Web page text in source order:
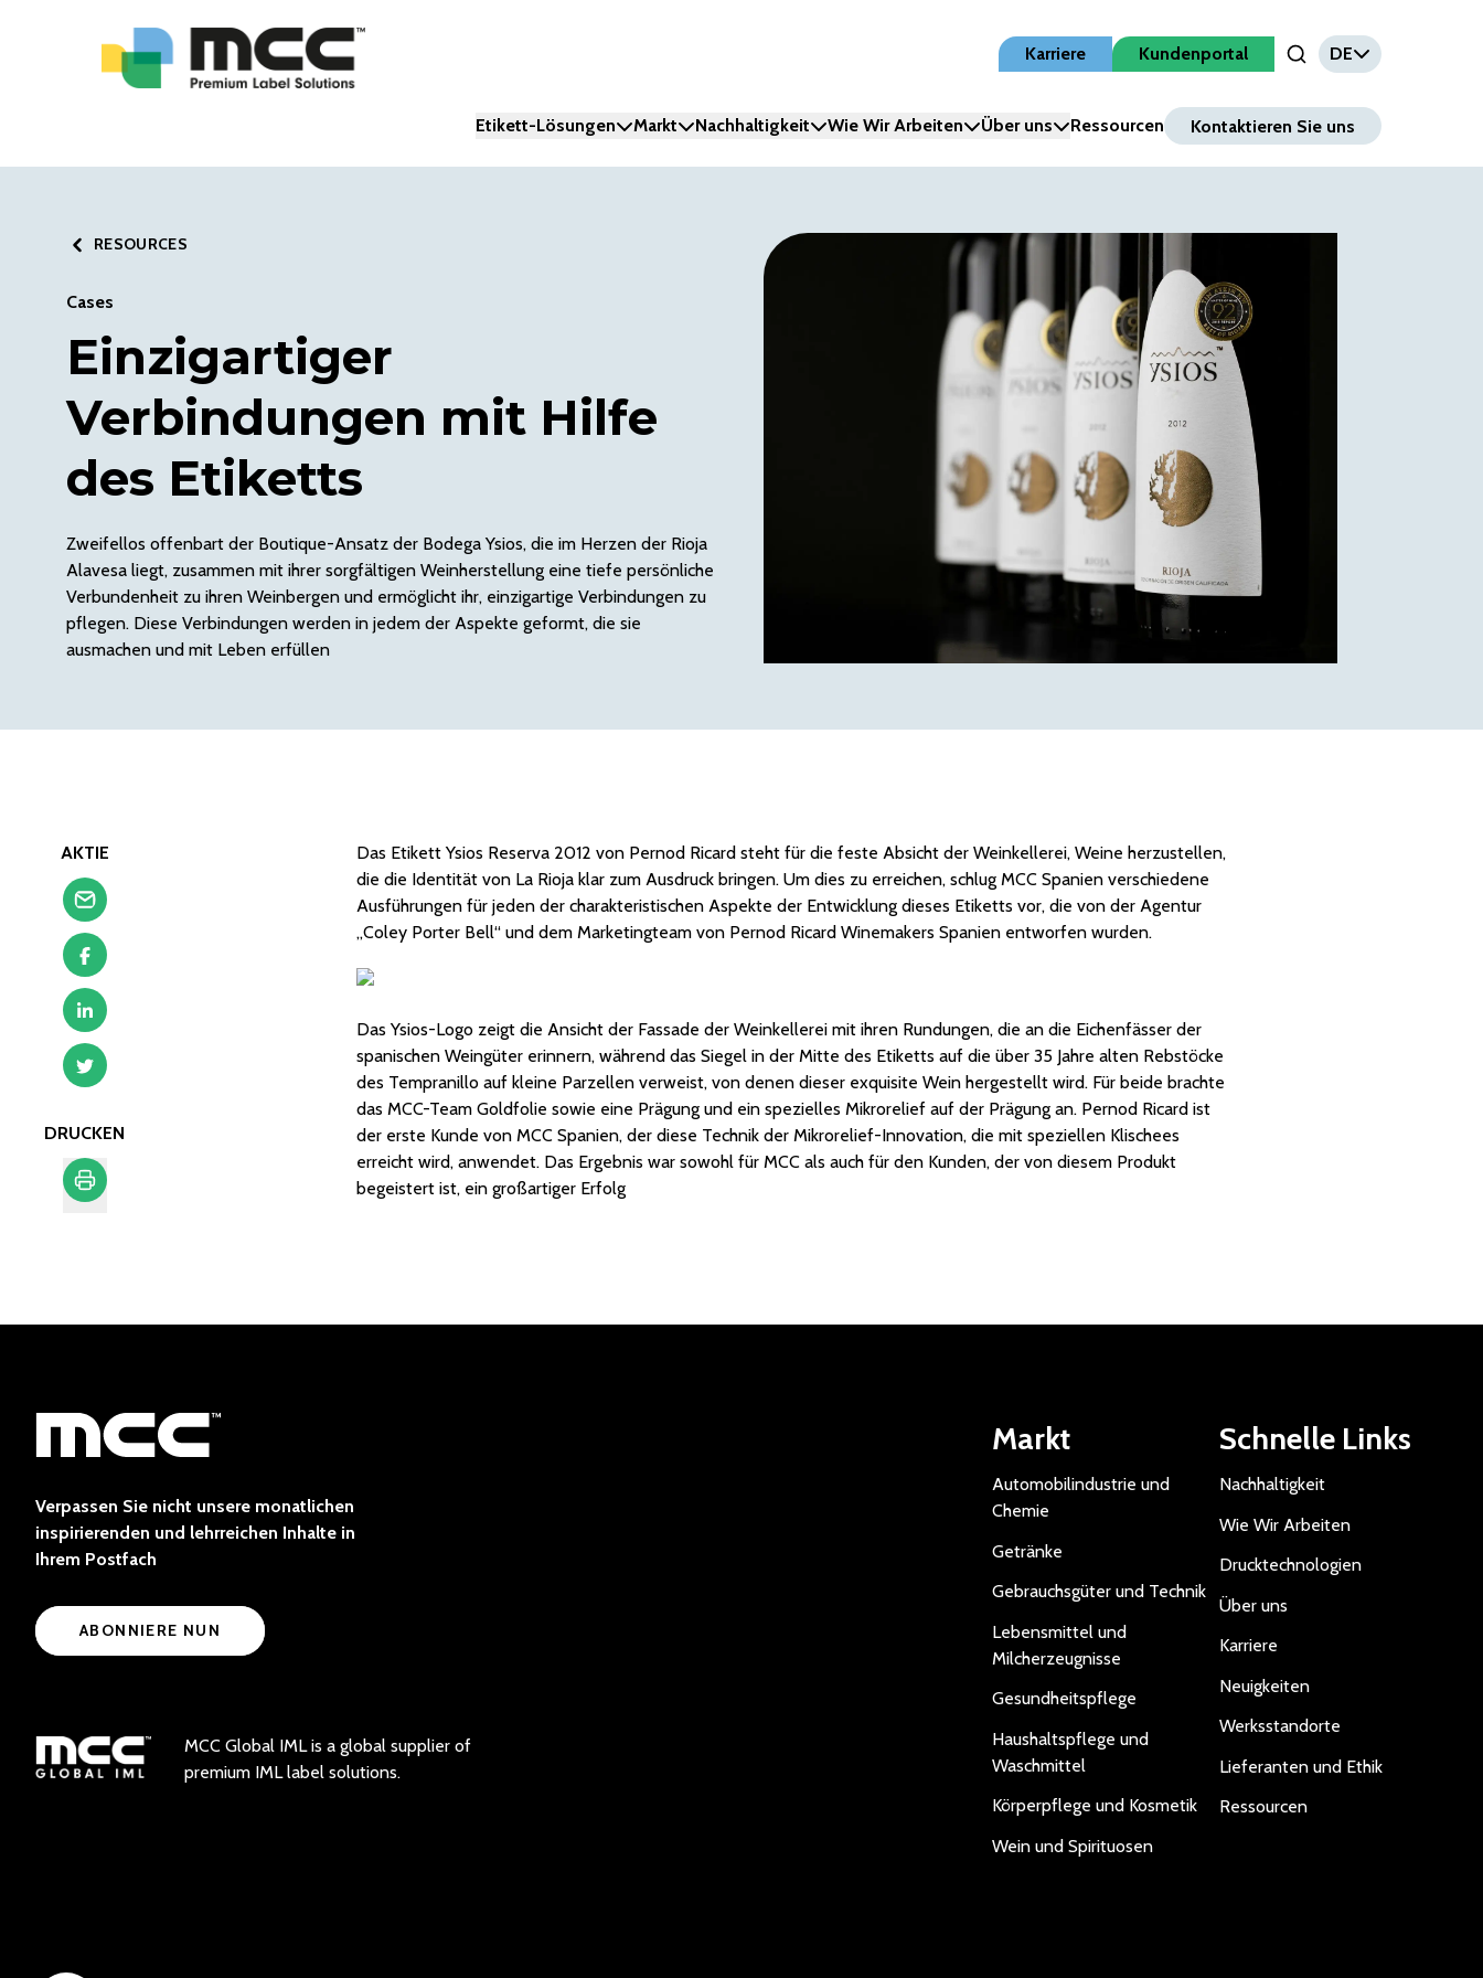
Karriere
Kundenportal
Open Search Input
DE
Etikett-Lösungen Markt Nachhaltigkeit Wie Wir Arbeiten Über uns Ressourcen Kontaktieren Sie uns
RESOURCES
Cases
Einzigartiger
Verbindungen mit Hilfe
des Etiketts
Zweifellos offenbart der Boutique-Ansatz der Bodega Ysios, die im Herzen der Rioja
Alavesa liegt, zusammen mit ihrer sorgfältigen Weinherstellung eine tiefe persönliche
Verbundenheit zu ihren Weinbergen und ermöglicht ihr, einzigartige Verbindungen zu
pflegen. Diese Verbindungen werden in jedem der Aspekte geformt, die sie
ausmachen und mit Leben erfüllen
AKTIE
DRUCKEN
Das Etikett Ysios Reserva 2012 von Pernod Ricard steht für die feste Absicht der Weinkellerei, Weine herzustellen,
die die Identität von La Rioja klar zum Ausdruck bringen. Um dies zu erreichen, schlug MCC Spanien verschiedene
Ausführungen für jeden der charakteristischen Aspekte der Entwicklung dieses Etiketts vor, die von der Agentur
„Coley Porter Bell“ und dem Marketingteam von Pernod Ricard Winemakers Spanien entworfen wurden.
Das Ysios-Logo zeigt die Ansicht der Fassade der Weinkellerei mit ihren Rundungen, die an die Eichenfässer der
spanischen Weingüter erinnern, während das Siegel in der Mitte des Etiketts auf die über 35 Jahre alten Rebstöcke
des Tempranillo auf kleine Parzellen verweist, von denen dieser exquisite Wein hergestellt wird. Für beide brachte
das MCC-Team Goldfolie sowie eine Prägung und ein spezielles Mikrorelief auf der Prägung an. Pernod Ricard ist
der erste Kunde von MCC Spanien, der diese Technik der Mikrorelief-Innovation, die mit speziellen Klischees
erreicht wird, anwendet. Das Ergebnis war sowohl für MCC als auch für den Kunden, der von diesem Produkt
begeistert ist, ein großartiger Erfolg
Verpassen Sie nicht unsere monatlichen
inspirierenden und lehrreichen Inhalte in
Ihrem Postfach
ABONNIERE NUN
MCC Global IML is a global supplier of
premium IML label solutions.
Markt
Automobilindustrie und
Chemie
Getränke
Gebrauchsgüter und Technik
Lebensmittel und
Milcherzeugnisse
Gesundheitspflege
Haushaltspflege und
Waschmittel
Körperpflege und Kosmetik
Wein und Spirituosen
Schnelle Links
Nachhaltigkeit
Wie Wir Arbeiten
Drucktechnologien
Über uns
Karriere
Neuigkeiten
Werksstandorte
Lieferanten und Ethik
Ressourcen